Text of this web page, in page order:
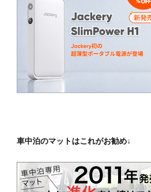
車中泊のマットはこれがお勧め↓